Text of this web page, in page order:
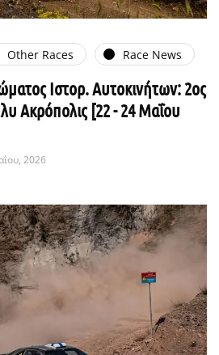
Other Races Race News
Ιστορ. Αυτοκινήτων: 2ος
Ακρόπολις [22 - 24 Μαΐου
2026